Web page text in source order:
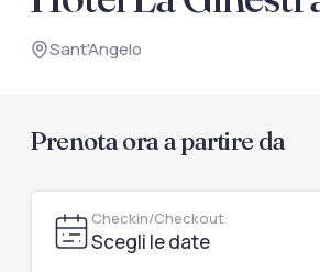
documenti di viaggio.
Sant'Angelo
Prenota ora a partire da
Checkin/Checkout
Scegli le date